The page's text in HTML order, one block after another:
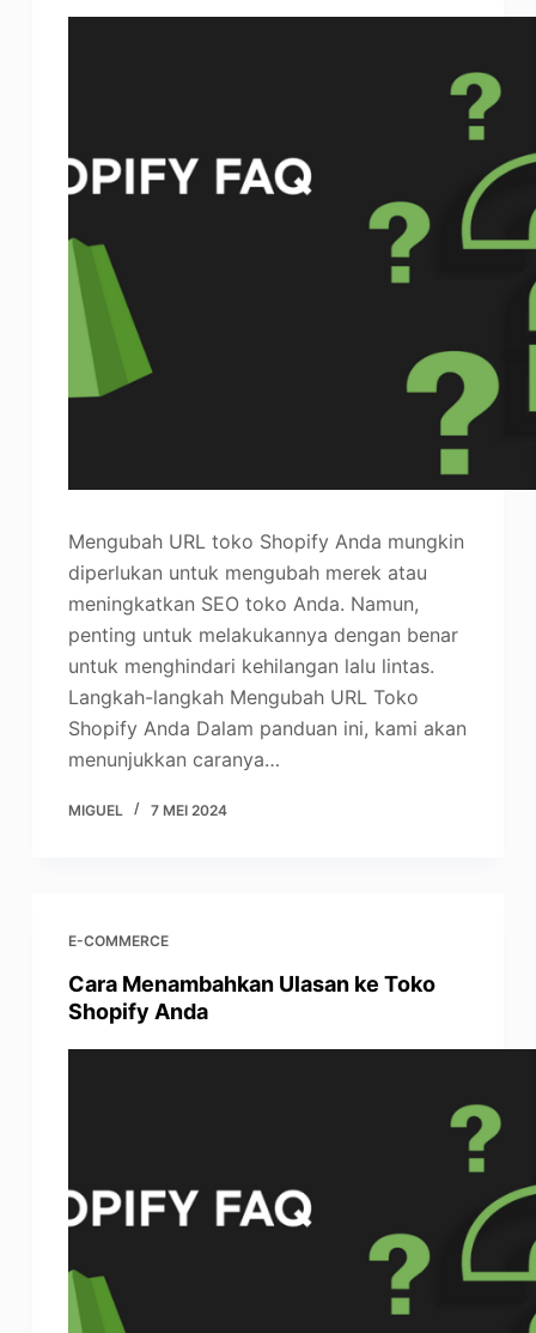
Mengubah URL toko Shopify Anda mungkin
diperlukan untuk mengubah merek atau
meningkatkan SEO toko Anda. Namun,
penting untuk melakukannya dengan benar
untuk menghindari kehilangan lalu lintas.
Langkah-langkah Mengubah URL Toko
Shopify Anda Dalam panduan ini, kami akan
menunjukkan caranya…
MIGUEL 7 MEI 2024
E-COMMERCE
Cara Menambahkan Ulasan ke Toko
Shopify Anda